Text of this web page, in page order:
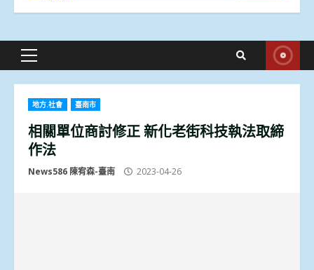
Primary
地方.社會 臺南市
相關單位商討修正 新化老街科技執法取締
作法
News586 陳宥森-臺南 2023-04-26